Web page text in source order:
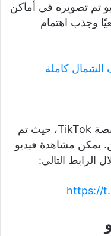
تم تصويره في أماكن
وجذب اهتمام
كاملة
حقق الفيديو انتشارًا واسعًا على منصة TikTok، حيث تم
يمكن مشاهدة فيديو
الرابط التالي:
https://